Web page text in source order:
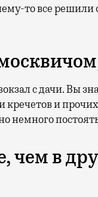
то все решили
с дачи. Вы
кречетов и
немного
чем в